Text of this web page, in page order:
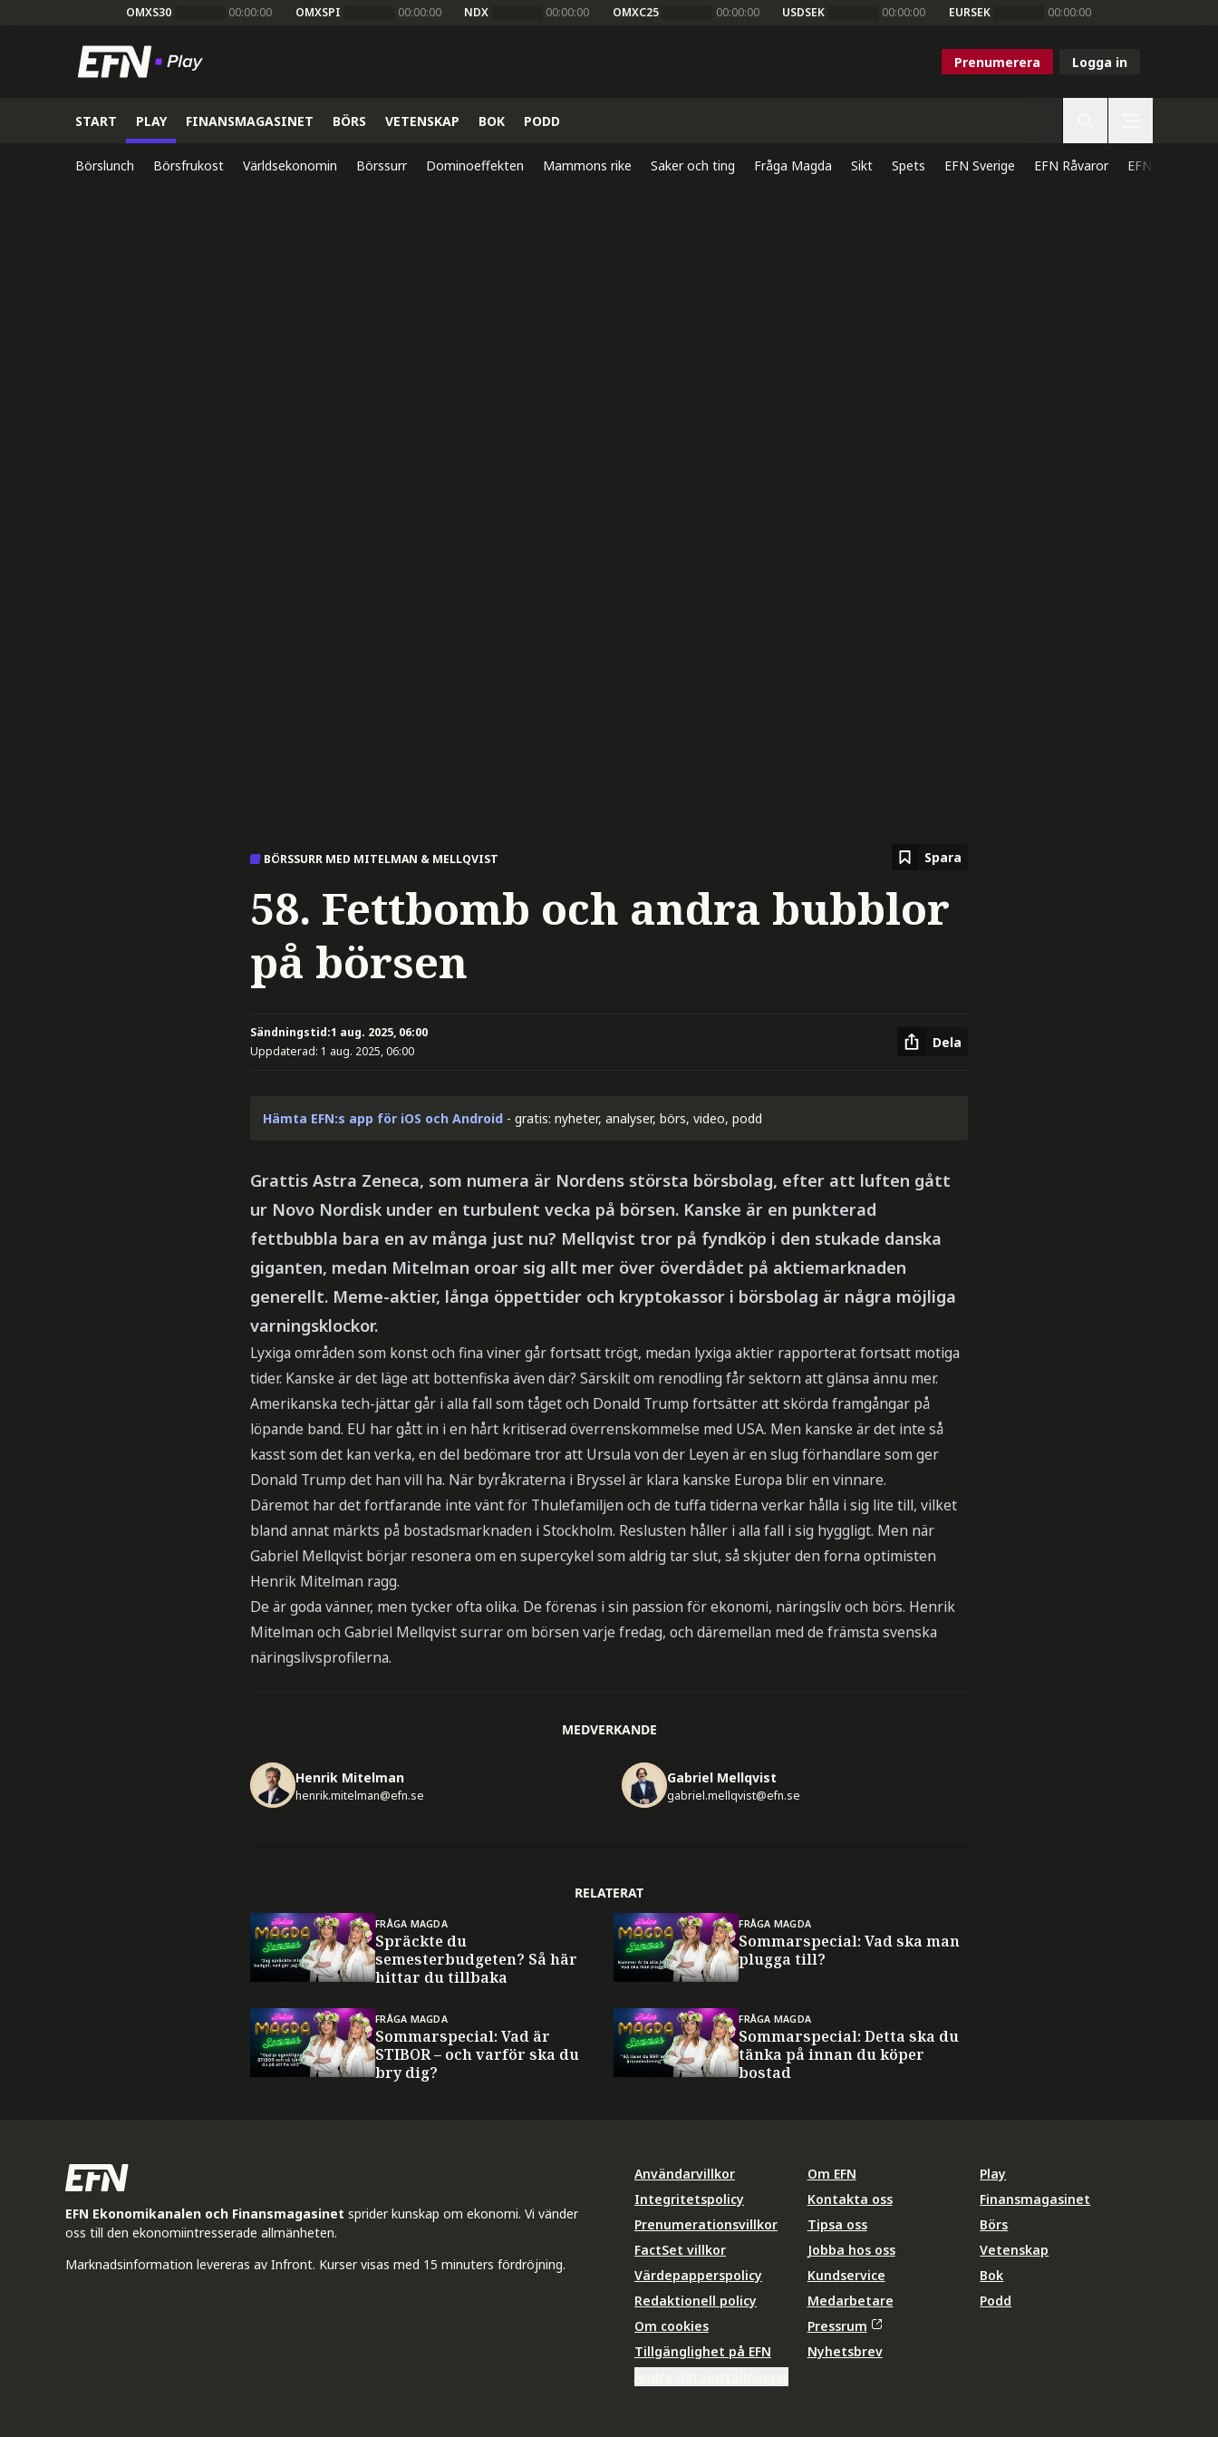
OMXS30 00:00:00 OMXSPI 00:00:00 NDX 00:00:00 OMXC25 00:00:00 USDSEK 00:00:00 EURSEK 00:00:00
Prenumerera Logga in
START PLAY FINANSMAGASINET BÖRS VETENSKAP BOK PODD
Börslunch Börsfrukost Världsekonomin Börssurr Dominoeffekten Mammons rike Saker och ting Fråga Magda Sikt Spets EFN Sverige EFN Råvaror EFN Direkt
BÖRSSURR MED MITELMAN & MELLQVIST Spara
58. Fettbomb och andra bubblor
på börsen
Sändningstid:1 aug. 2025, 06:00
Uppdaterad: 1 aug. 2025, 06:00
Dela
Hämta EFN:s app för iOS och Android - gratis: nyheter, analyser, börs, video, podd
Grattis Astra Zeneca, som numera är Nordens största börsbolag, efter att luften gått
ur Novo Nordisk under en turbulent vecka på börsen. Kanske är en punkterad
fettbubbla bara en av många just nu? Mellqvist tror på fyndköp i den stukade danska
giganten, medan Mitelman oroar sig allt mer över överdådet på aktiemarknaden
generellt. Meme-aktier, långa öppettider och kryptokassor i börsbolag är några möjliga
varningsklockor.
Lyxiga områden som konst och fina viner går fortsatt trögt, medan lyxiga aktier rapporterat fortsatt motiga
tider. Kanske är det läge att bottenfiska även där? Särskilt om renodling får sektorn att glänsa ännu mer.
Amerikanska tech-jättar går i alla fall som tåget och Donald Trump fortsätter att skörda framgångar på
löpande band. EU har gått in i en hårt kritiserad överrenskommelse med USA. Men kanske är det inte så
kasst som det kan verka, en del bedömare tror att Ursula von der Leyen är en slug förhandlare som ger
Donald Trump det han vill ha. När byråkraterna i Bryssel är klara kanske Europa blir en vinnare.
Däremot har det fortfarande inte vänt för Thulefamiljen och de tuffa tiderna verkar hålla i sig lite till, vilket
bland annat märkts på bostadsmarknaden i Stockholm. Reslusten håller i alla fall i sig hyggligt. Men när
Gabriel Mellqvist börjar resonera om en supercykel som aldrig tar slut, så skjuter den forna optimisten
Henrik Mitelman ragg.
De är goda vänner, men tycker ofta olika. De förenas i sin passion för ekonomi, näringsliv och börs. Henrik
Mitelman och Gabriel Mellqvist surrar om börsen varje fredag, och däremellan med de främsta svenska
näringslivsprofilerna.
MEDVERKANDE
Henrik Mitelman
henrik.mitelman@efn.se
Gabriel Mellqvist
gabriel.mellqvist@efn.se
RELATERAT
FRÅGA MAGDA
Spräckte du
semesterbudgeten? Så här
hittar du tillbaka
FRÅGA MAGDA
Sommarspecial: Vad ska man
plugga till?
FRÅGA MAGDA
Sommarspecial: Vad är
STIBOR – och varför ska du
bry dig?
FRÅGA MAGDA
Sommarspecial: Detta ska du
tänka på innan du köper
bostad
EFN Ekonomikanalen och Finansmagasinet sprider kunskap om ekonomi. Vi vänder
oss till den ekonomiintresserade allmänheten.
Marknadsinformation levereras av Infront. Kurser visas med 15 minuters fördröjning.
Användarvillkor
Integritetspolicy
Prenumerationsvillkor
FactSet villkor
Värdepapperspolicy
Redaktionell policy
Om cookies
Tillgänglighet på EFN
Om EFN
Kontakta oss
Tipsa oss
Jobba hos oss
Kundservice
Medarbetare
Pressrum
Nyhetsbrev
Play
Finansmagasinet
Börs
Vetenskap
Bok
Podd